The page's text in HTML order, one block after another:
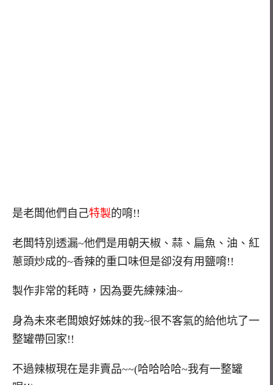
是老闆他們自己特製的唷!!
老闆特別透漏~他們是用朝天椒、蒜、扁魚、油、紅
蔥頭炒成的~香辣的重口味但是卻沒有用鹽唷!!
製作非常的耗時，因為要先練辣油~
身為未來老闆娘好姊妹的我~很不客氣的給他坑了一
整罐帶回家!!
不過辣椒現在是非賣品~~(哈哈哈哈~我有一整罐